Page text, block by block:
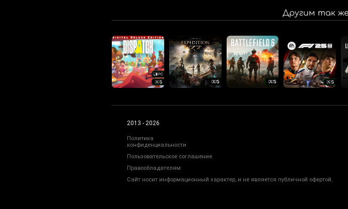
Другим так
2013 - 2026
Политика
конфиденциальности
Пользовательское соглашение
Правообладателям
Сайт носит информационный характер, и не является публичной офертой.